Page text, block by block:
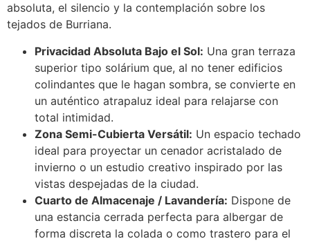
absoluta, el silencio y la contemplación sobre los
tejados de Burriana.
Privacidad Absoluta Bajo el Sol: Una gran terraza
superior tipo solárium que, al no tener edificios
colindantes que le hagan sombra, se convierte en
un auténtico atrapaluz ideal para relajarse con
total intimidad.
Zona Semi-Cubierta Versátil: Un espacio techado
ideal para proyectar un cenador acristalado de
invierno o un estudio creativo inspirado por las
vistas despejadas de la ciudad.
Cuarto de Almacenaje / Lavandería: Dispone de
una estancia cerrada perfecta para albergar de
forma discreta la colada o como trastero para el